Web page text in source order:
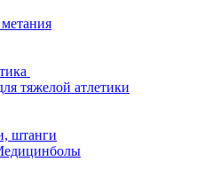
тяжелой атлетики
штанги